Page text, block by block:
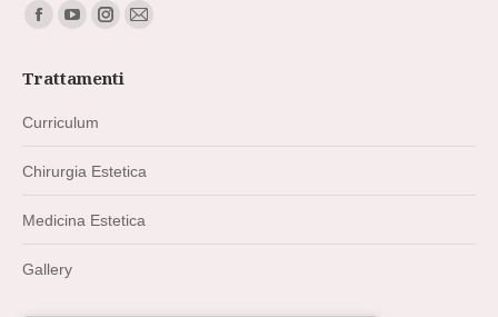
Find us on:
Facebook
opens
window
YouTube
opens
in
window
Instagram
opens
window
Mail
window
Trattamenti
Curriculum
Chirurgia Estetica
Medicina Estetica
Gallery